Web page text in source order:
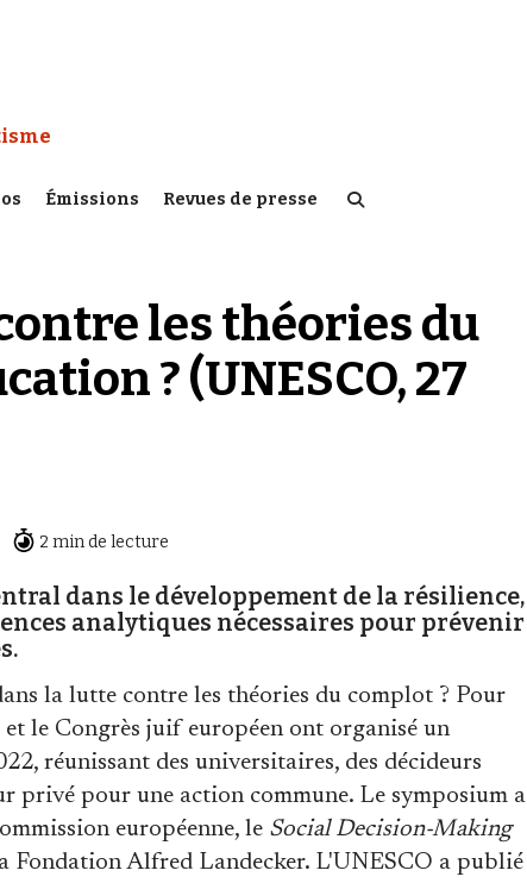
:
Émissions Revues de presse
les théories du
? (UNESCO, 27
2 min de lecture
dans le développement de la résilience,
analytiques nécessaires pour prévenir
la lutte contre les théories du complot ? Pour
le Congrès juif européen ont organisé un
réunissant des universitaires, des décideurs
privé pour une action commune. Le symposium a
européenne, le Social Decision-Making
Fondation Alfred Landecker. L'UNESCO a publié